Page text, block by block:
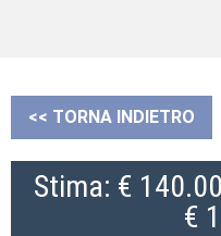
<< TORNA INDIETRO
Stima: €
€